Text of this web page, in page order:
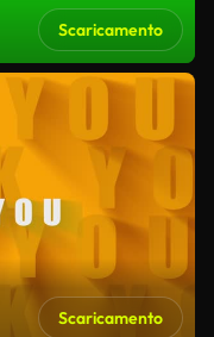
Scaricamento
Scaricamento